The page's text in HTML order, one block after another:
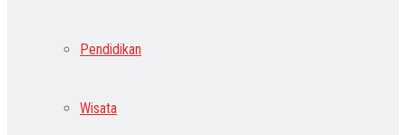
Pendidikan
Wisata